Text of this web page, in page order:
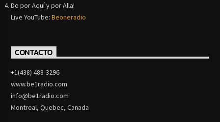
De por Aquí y por Alla!
Live YouTube:Beoneradio
CONTACTO
+1(438) 488-3296
www.be1radio.com
info@be1radio.com
Montreal, Quebec, Canada